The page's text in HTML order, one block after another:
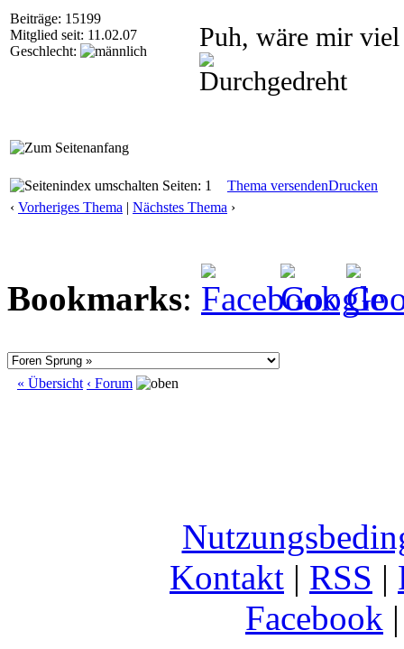
Beiträge: 15199
Mitglied seit: 11.02.07
Geschlecht:
Puh, wäre mir
Seiten: 1 Thema versendenDrucken
‹ Vorheriges Thema | Nächstes Thema ›
Bookmarks:
« Übersicht ‹ Forum
Kontakt | RSS |
Facebook